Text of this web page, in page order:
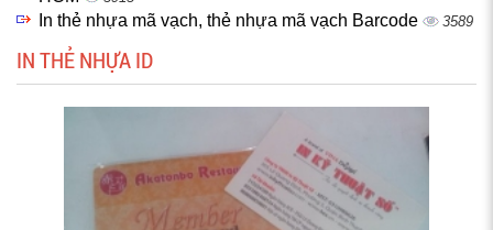
In thẻ nhựa mã vạch, thẻ nhựa mã vạch Barcode 3589
IN THẺ NHỰA ID